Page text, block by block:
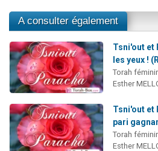
A consulter également
Tsni'out et
les yeux !
Torah
Esther
Tsni'out et
pari
Torah
Esther